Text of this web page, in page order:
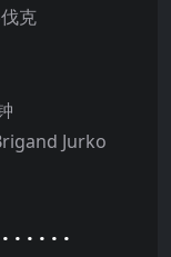
克
Jurko
· · · · ·